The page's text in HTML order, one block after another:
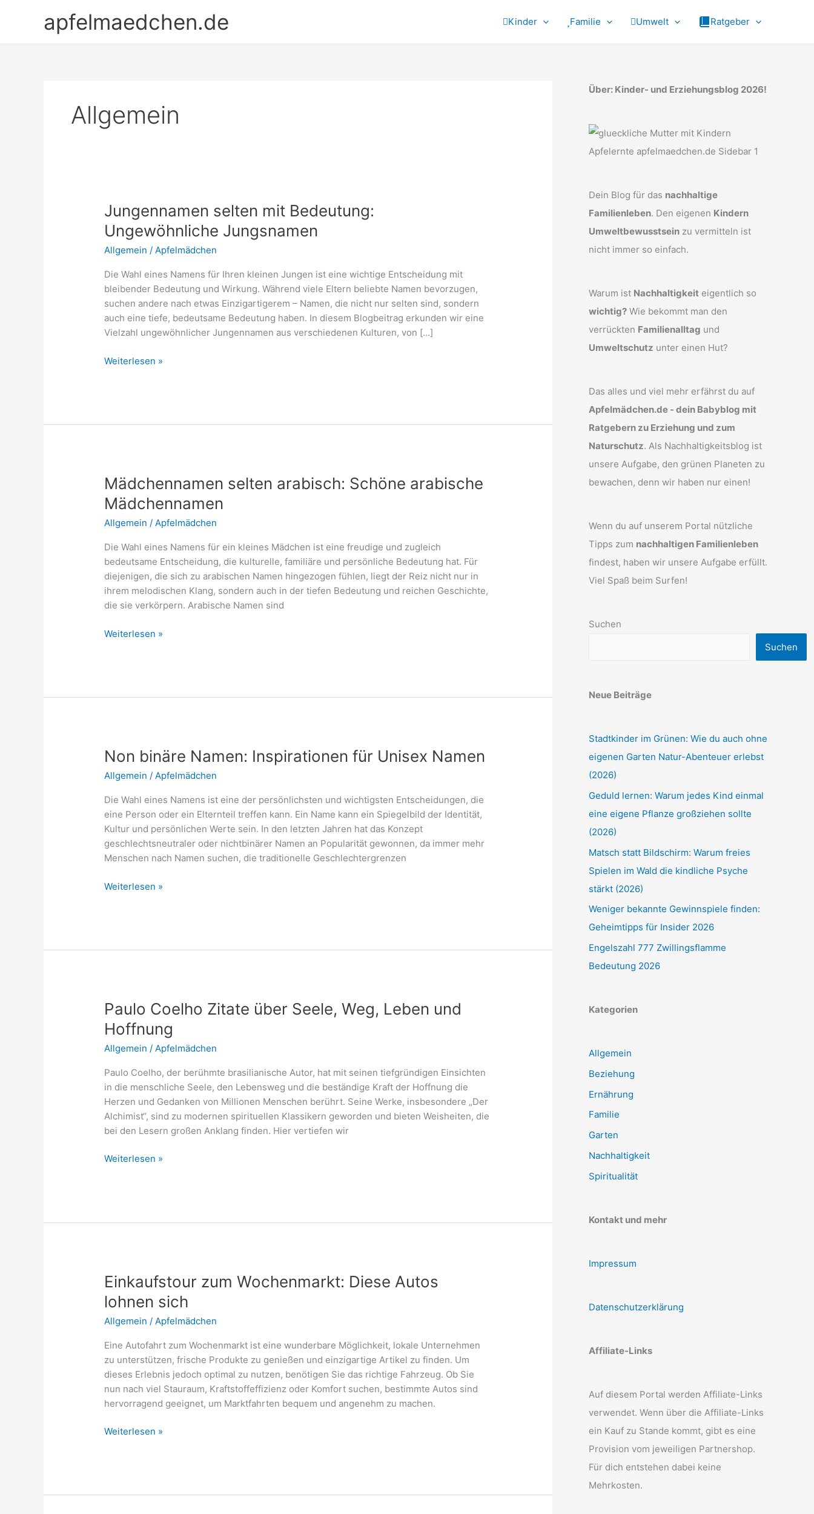
apfelmaedchen.de Kinder Familie Umwelt Ratgeber
Allgemein
Jungennamen selten mit Bedeutung:
Ungewöhnliche Jungsnamen
Allgemein /Apfelmädchen
Die Wahl eines Namens für Ihren kleinen Jungen ist eine wichtige Entscheidung mit
bleibender Bedeutung und Wirkung. Während viele Eltern beliebte Namen bevorzugen,
suchen andere nach etwas Einzigartigerem – Namen, die nicht nur selten sind, sondern
auch eine tiefe, bedeutsame Bedeutung haben. In diesem Blogbeitrag erkunden wir eine
Vielzahl ungewöhnlicher Jungennamen aus verschiedenen Kulturen, von […]
Jungennamen
Weiterlesen »
Mädchennamen selten arabisch: Schöne arabische
Mädchennamen
Allgemein /Apfelmädchen
Die Wahl eines Namens für ein kleines Mädchen ist eine freudige und zugleich
bedeutsame Entscheidung, die kulturelle, familiäre und persönliche Bedeutung hat. Für
diejenigen, die sich zu arabischen Namen hingezogen fühlen, liegt der Reiz nicht nur in
ihrem melodischen Klang, sondern auch in der tiefen Bedeutung und reichen Geschichte,
die sie verkörpern. Arabische Namen sind
Mädchennamen
Weiterlesen »
Non binäre Namen: Inspirationen für Unisex Namen
Allgemein /Apfelmädchen
Die Wahl eines Namens ist eine der persönlichsten und wichtigsten Entscheidungen, die
eine Person oder ein Elternteil treffen kann. Ein Name kann ein Spiegelbild der Identität,
Kultur und persönlichen Werte sein. In den letzten Jahren hat das Konzept
geschlechtsneutraler oder nichtbinärer Namen an Popularität gewonnen, da immer mehr
Menschen nach Namen suchen, die traditionelle Geschlechtergrenzen
Non
Weiterlesen »
Paulo Coelho Zitate über Seele, Weg, Leben und
Hoffnung
Allgemein /Apfelmädchen
Paulo Coelho, der berühmte brasilianische Autor, hat mit seinen tiefgründigen Einsichten
in die menschliche Seele, den Lebensweg und die beständige Kraft der Hoffnung die
Herzen und Gedanken von Millionen Menschen berührt. Seine Werke, insbesondere „Der
Alchimist“, sind zu modernen spirituellen Klassikern geworden und bieten Weisheiten, die
bei den Lesern großen Anklang finden. Hier vertiefen wir
Paulo
Hoffnung
Weiterlesen »
Einkaufstour zum Wochenmarkt: Diese Autos
lohnen sich
Allgemein / Apfelmädchen
Eine Autofahrt zum Wochenmarkt ist eine wunderbare Möglichkeit, lokale Unternehmen
zu unterstützen, frische Produkte zu genießen und einzigartige Artikel zu finden. Um
dieses Erlebnis jedoch optimal zu nutzen, benötigen Sie das richtige Fahrzeug. Ob Sie
nun nach viel Stauraum, Kraftstoffeffizienz oder Komfort suchen, bestimmte Autos sind
hervorragend geeignet, um Marktfahrten bequem und angenehm zu machen.
Einkaufstour
Weiterlesen »
Über: Kinder- und Erziehungsblog 2026!
Dein Blog für das nachhaltige
Familienleben. Den eigenen Kindern
Umweltbewusstsein zu vermitteln ist
nicht immer so einfach.
Warum ist Nachhaltigkeit eigentlich so
wichtig? Wie bekommt man den
verrückten Familienalltag und
Umweltschutz unter einen Hut?
Das alles und viel mehr erfährst du auf
Apfelmädchen.de - dein Babyblog mit
Ratgebern zu Erziehung und zum
Naturschutz. Als Nachhaltigkeitsblog ist
unsere Aufgabe, den grünen Planeten zu
bewachen, denn wir haben nur einen!
Wenn du auf unserem Portal nützliche
Tipps zum nachhaltigen Familienleben
findest, haben wir unsere Aufgabe erfüllt.
Viel Spaß beim Surfen!
Suchen
Suchen
Neue Beiträge
Stadtkinder im Grünen: Wie du auch ohne
eigenen Garten Natur-Abenteuer erlebst
(2026)
Geduld lernen: Warum jedes Kind einmal
eine eigene Pflanze großziehen sollte
(2026)
Matsch statt Bildschirm: Warum freies
Spielen im Wald die kindliche Psyche
stärkt (2026)
Weniger bekannte Gewinnspiele finden:
Geheimtipps für Insider 2026
Engelszahl 777 Zwillingsflamme
Bedeutung 2026
Kategorien
Allgemein
Beziehung
Ernährung
Familie
Garten
Nachhaltigkeit
Spiritualität
Kontakt und mehr
Impressum
Datenschutzerklärung
Affiliate-Links
Auf diesem Portal werden Affiliate-Links
verwendet. Wenn über die Affiliate-Links
ein Kauf zu Stande kommt, gibt es eine
Provision vom jeweiligen Partnershop.
Für dich entstehen dabei keine
Mehrkosten.